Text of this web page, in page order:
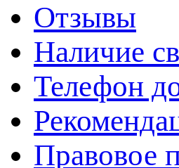
Отзывы
Наличие
Телефон
Правовое